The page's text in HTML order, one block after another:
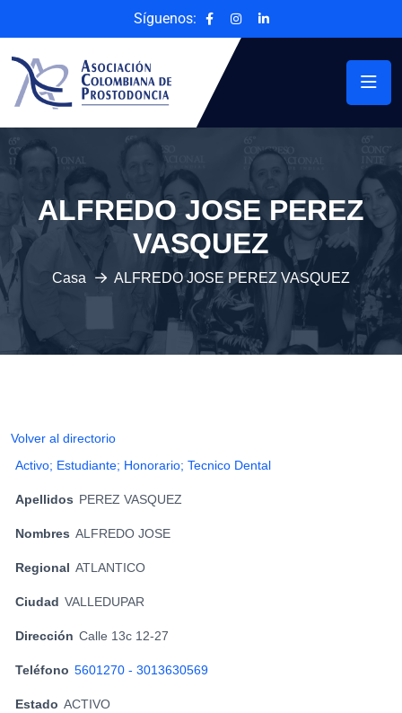
Síguenos:
ALFREDO JOSE PEREZ
VASQUEZ
Casa ALFREDO JOSE PEREZ VASQUEZ
Volver al directorio
Activo; Estudiante; Honorario; Tecnico Dental
Apellidos PEREZ VASQUEZ
Nombres ALFREDO JOSE
Regional ATLANTICO
Ciudad VALLEDUPAR
Dirección Calle 13c 12-27
Teléfono 5601270 - 3013630569
Estado ACTIVO